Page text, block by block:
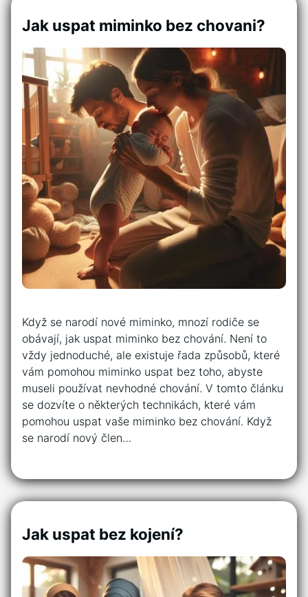
Jak uspat miminko bez chovani?
Když se narodí nové miminko, mnozí rodiče se
obávají, jak uspat miminko bez chování. Není to
vždy jednoduché, ale existuje řada způsobů, které
vám pomohou miminko uspat bez toho, abyste
museli používat nevhodné chování. V tomto článku
se dozvíte o některých technikách, které vám
pomohou uspat vaše miminko bez chování. Když
se narodí nový člen…
Jak uspat bez kojení?